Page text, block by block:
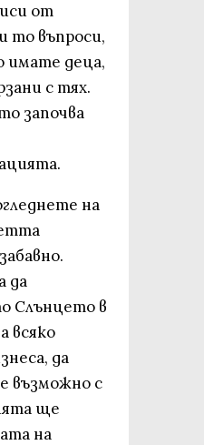
от
то въпроси,
имате деца,
с тях.
започва
на
да
Слънцето в
всяко
да
възможно с
ще
на